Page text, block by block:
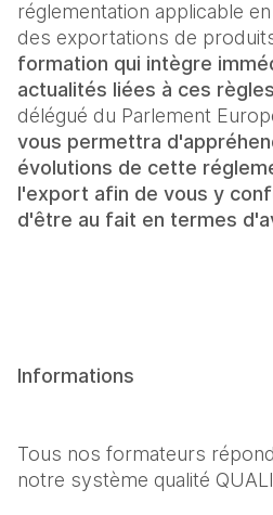
réglementation applicable
des exportations de
formation qui intègre
actualités liées à ces règles
vous permettra
évolutions de cette
l'export afin de vous y
d'être au fait en termes
Informations
Tous nos formateurs
notre système qualité